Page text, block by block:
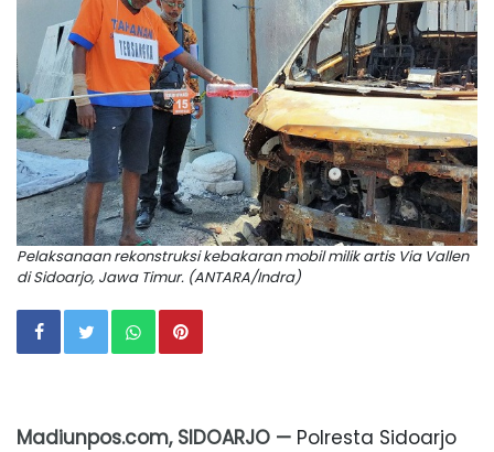
Pelaksanaan rekonstruksi kebakaran mobil milik artis Via Vallen
di Sidoarjo, Jawa Timur. (ANTARA/Indra)
Madiunpos.com, SIDOARJO — Polresta Sidoarjo